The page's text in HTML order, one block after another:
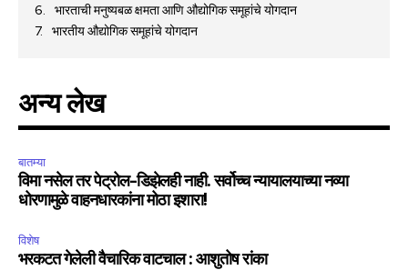
भारताची मनुष्यबळ क्षमता आणि औद्योगिक समूहांचे योगदान
भारतीय औद्योगिक समूहांचे योगदान
अन्य लेख
बातम्या
विमा नसेल तर पेट्रोल-डिझेलही नाही. सर्वोच्च न्यायालयाच्या नव्या
धोरणामुळे वाहनधारकांना मोठा इशारा!
विशेष
भरकटत गेलेली वैचारिक वाटचाल : आशुतोष रांका